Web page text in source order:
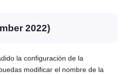
2022)
la configuración de la
modificar el nombre de la